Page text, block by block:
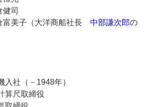
司
子（大洋商船社長 中部謙次郎の
社（－1948年）
尺取締役